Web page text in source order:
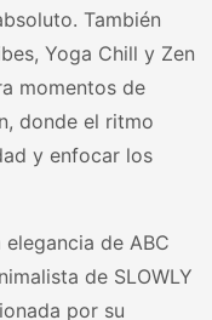
También
Yoga Chill y Zen
momentos de
donde el ritmo
y enfocar los
de ABC
de SLOWLY
por su